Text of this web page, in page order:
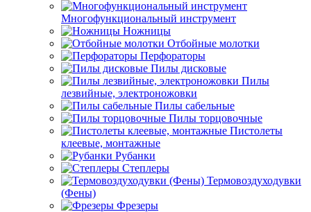
Многофункциональный инструмент
Ножницы
Отбойные молотки
Перфораторы
Пилы дисковые
Пилы
лезвийные, электроножовки
Пилы сабельные
Пилы торцовочные
Пистолеты
клеевые, монтажные
Рубанки
Степлеры
Термовоздуходувки
(Фены)
Фрезеры